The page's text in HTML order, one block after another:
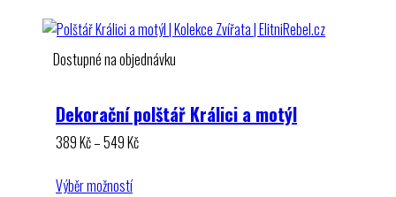
Dostupné na objednávku
Dekorační polštář Králici a motýl
389Kč–549KčRozpětí
Výběr možností